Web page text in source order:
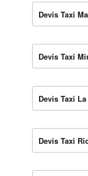
Devis Taxi
Devis Taxi
Devis Taxi
Devis Taxi